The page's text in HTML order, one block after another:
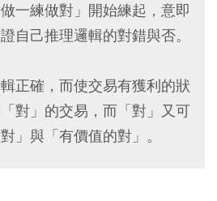
一練做對」開始練起，意即
自己推理邏輯的對錯與否。
正確，而使交易有獲利的狀
對」的交易，而「對」又可
」與「有價值的對」。